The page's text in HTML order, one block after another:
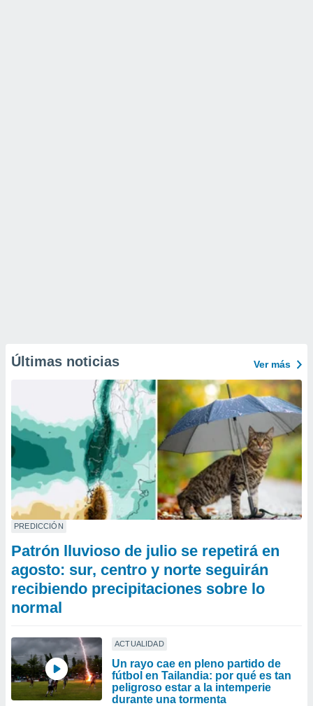
Últimas noticias Ver más
PREDICCIÓN
Patrón lluvioso de julio se repetirá en
agosto: sur, centro y norte seguirán
recibiendo precipitaciones sobre lo
normal
ACTUALIDAD
Un rayo cae en pleno partido de
fútbol en Tailandia: por qué es tan
peligroso estar a la intemperie
durante una tormenta